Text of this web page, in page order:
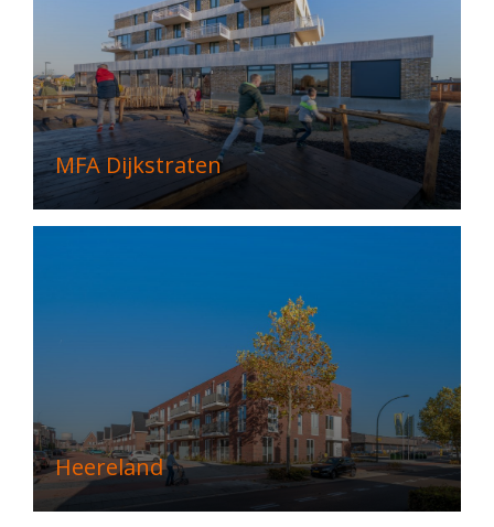
MFA Dijkstraten
Heereland